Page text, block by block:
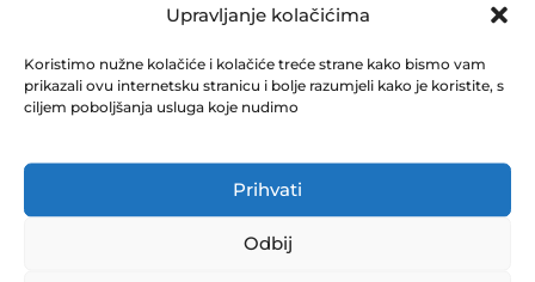
Upravljanje kolačićima
Koristimo nužne kolačiće i kolačiće treće strane kako bismo vam
prikazali ovu internetsku stranicu i bolje razumjeli kako je koristite, s
ciljem poboljšanja usluga koje nudimo
Prihvati
Odbij
December 11, 2025
Share